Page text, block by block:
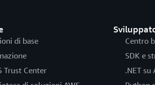
di base
Trust Center
Centro
SDK e
.NET su